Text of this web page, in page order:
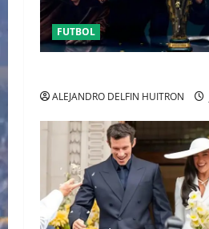
FUTBOL
ALEJANDRO DELFIN HUITRON